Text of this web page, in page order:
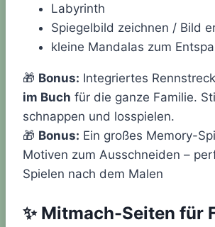
Labyrinth
Spiegelbild zeichnen / Bild
kleine Mandalas zum
🎁 Bonus: Integriertes
im Buch für die ganze Familie.
schnappen und losspielen.
🎁 Bonus: Ein großes Memory-
Motiven zum Ausschneiden –
Spielen nach dem Malen
✨ Mitmach-Seiten für